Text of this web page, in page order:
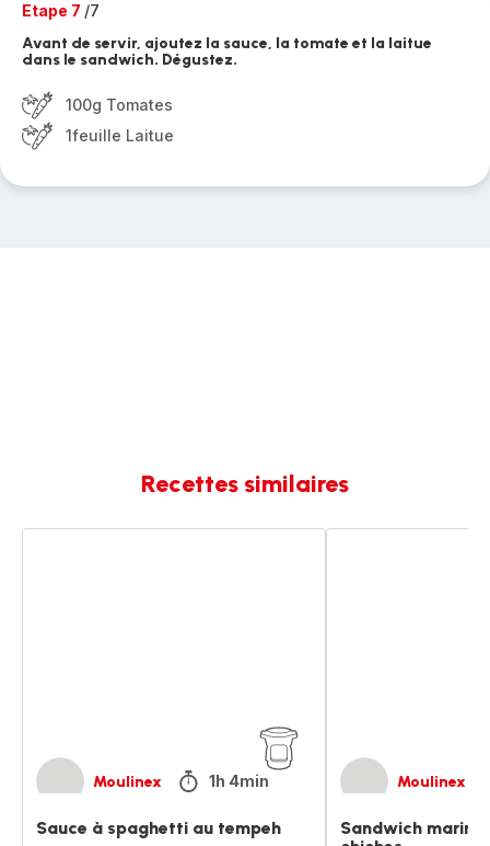
Etape 7 /7
Avant de servir, ajoutez la sauce, la tomate et la laitue
dans le sandwich. Dégustez.
100g Tomates
1feuille Laitue
Recettes similaires
Moulinex 1h 4min
Sauce à spaghetti au tempeh
Moulinex
Sandwich marin